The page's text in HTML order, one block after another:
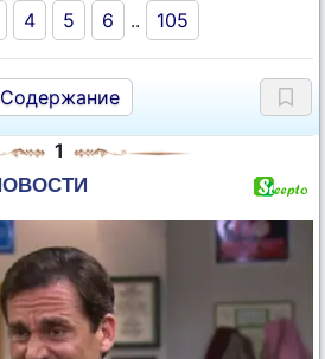
4 5 6 .. 105
Содержание
1